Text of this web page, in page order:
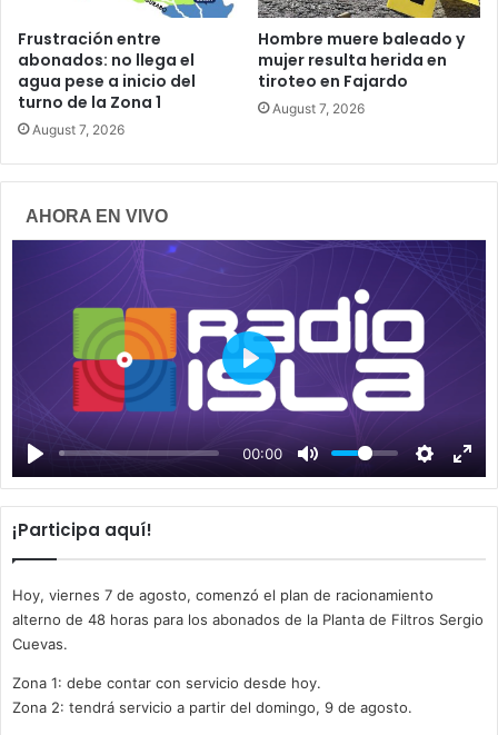
Frustración entre
abonados: no llega el
agua pese a inicio del
turno de la Zona 1
August 7, 2026
Hombre muere baleado y
mujer resulta herida en
tiroteo en Fajardo
August 7, 2026
AHORA EN VIVO
00:00
P
a
y
¡Participa aquí!
Hoy, viernes 7 de agosto, comenzó el plan de racionamiento
alterno de 48 horas para los abonados de la Planta de Filtros Sergio
Cuevas.
Zona 1: debe contar con servicio desde hoy.
Zona 2: tendrá servicio a partir del domingo, 9 de agosto.